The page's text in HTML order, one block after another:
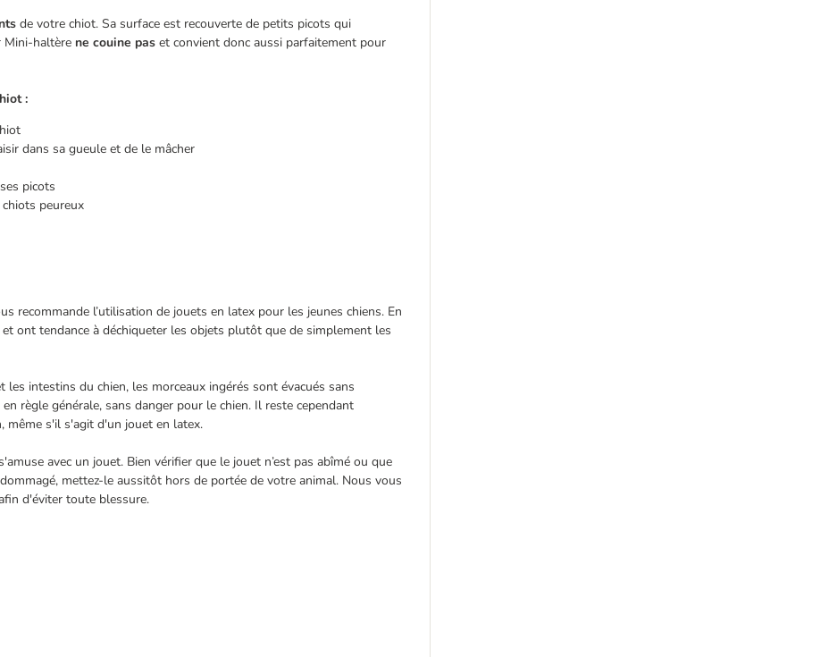
de votre chiot. Sa surface est recouverte de petits picots qui
Mini-haltère ne couine pas et convient donc aussi parfaitement pour
:
dans sa gueule et de le mâcher
picots
peureux
recommande l’utilisation de jouets en latex pour les jeunes chiens. En
ont tendance à déchiqueter les objets plutôt que de simplement les
intestins du chien, les morceaux ingérés sont évacués sans
règle générale, sans danger pour le chien. Il reste cependant
même s'il s'agit d'un jouet en latex.
avec un jouet. Bien vérifier que le jouet n’est pas abîmé ou que
mettez-le aussitôt hors de portée de votre animal. Nous vous
d'éviter toute blessure.